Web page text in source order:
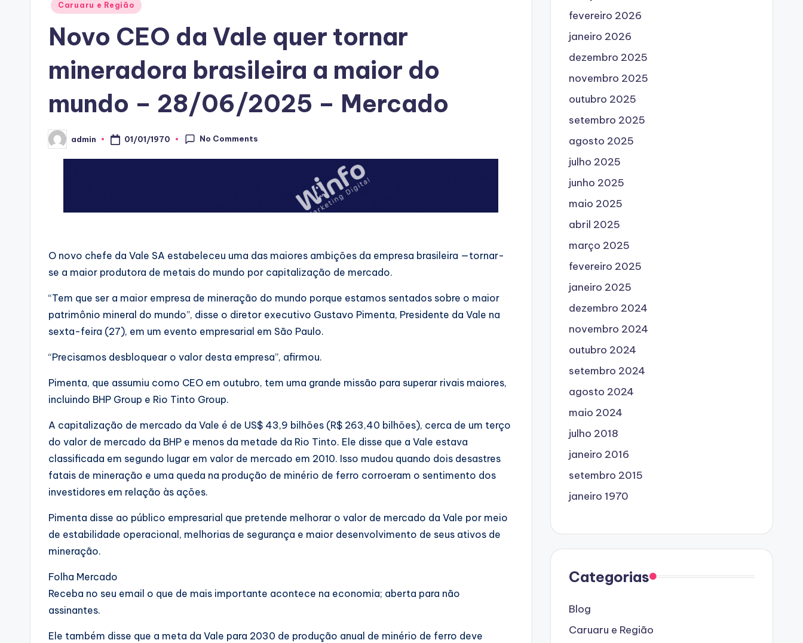
Posted
Caruaru e Região
Novo CEO da Vale quer tornar
mineradora brasileira a maior do
mundo – 28/06/2025 – Mercado
Posted
by
admin 01/01/1970 No Comments
O novo chefe da Vale SA estabeleceu uma das maiores ambições da empresa brasileira —tornar-
se a maior produtora de metais do mundo por capitalização de mercado.
“Tem que ser a maior empresa de mineração do mundo porque estamos sentados sobre o maior
patrimônio mineral do mundo”, disse o diretor executivo Gustavo Pimenta, Presidente da Vale na
sexta-feira (27), em um evento empresarial em São Paulo.
“Precisamos desbloquear o valor desta empresa”, afirmou.
Pimenta, que assumiu como CEO em outubro, tem uma grande missão para superar rivais maiores,
incluindo BHP Group e Rio Tinto Group.
A capitalização de mercado da Vale é de US$ 43,9 bilhões (R$ 263,40 bilhões), cerca de um terço
do valor de mercado da BHP e menos da metade da Rio Tinto. Ele disse que a Vale estava
classificada em segundo lugar em valor de mercado em 2010. Isso mudou quando dois desastres
fatais de mineração e uma queda na produção de minério de ferro corroeram o sentimento dos
investidores em relação às ações.
Pimenta disse ao público empresarial que pretende melhorar o valor de mercado da Vale por meio
de estabilidade operacional, melhorias de segurança e maior desenvolvimento de seus ativos de
mineração.
Folha Mercado
Receba no seu email o que de mais importante acontece na economia; aberta para não
assinantes.
Ele também disse que a meta da Vale para 2030 de produção anual de minério de ferro deve
fevereiro 2026
janeiro 2026
dezembro 2025
novembro 2025
outubro 2025
setembro 2025
agosto 2025
julho 2025
junho 2025
maio 2025
abril 2025
março 2025
fevereiro 2025
janeiro 2025
dezembro 2024
novembro 2024
outubro 2024
setembro 2024
agosto 2024
maio 2024
julho 2018
janeiro 2016
setembro 2015
janeiro 1970
Categorias
Blog
Caruaru e Região